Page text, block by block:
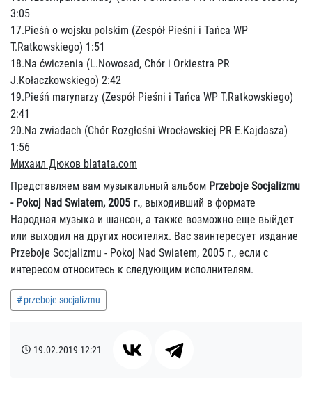
3:05
17.Pieśń o wojsku polskim (Zespół Pieśni i Tańca WP
T.Ratkowskiego) 1:51
18.Na ćwiczenia (L.Nowosad, Chór i Orkiestra PR
J.Kołaczkowskiego) 2:42
19.Pieśń marynarzy (Zespół Pieśni i Tańca WP T.Ratkowskiego)
2:41
20.Na zwiadach (Chór Rozgłośni Wrocławskiej PR E.Kajdasza)
1:56
Михаил Дюков blatata.com
Представляем вам музыкальный альбом Przeboje Socjalizmu
- Pokoj Nad Swiatem, 2005 г., выходивший в формате
Народная музыка и шансон, а также возможно еще выйдет
или выходил на других носителях. Вас заинтересует издание
Przeboje Socjalizmu - Pokoj Nad Swiatem, 2005 г., если с
интересом относитесь к следующим исполнителям.
przeboje socjalizmu
19.02.2019 12:21